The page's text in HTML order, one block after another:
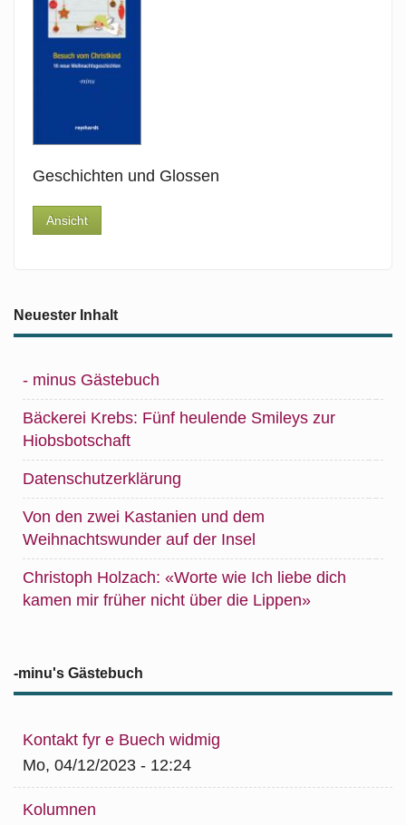
Geschichten und Glossen
Ansicht
Neuester Inhalt
- minus Gästebuch
Bäckerei Krebs: Fünf heulende Smileys zur
Hiobsbotschaft
Datenschutzerklärung
Von den zwei Kastanien und dem
Weihnachtswunder auf der Insel
Christoph Holzach: «Worte wie Ich liebe dich
kamen mir früher nicht über die Lippen»
-minu's Gästebuch
Kontakt fyr e Buech widmig
Mo, 04/12/2023 - 12:24
Kolumnen